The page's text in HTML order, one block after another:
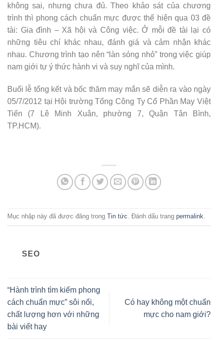
không sai, nhưng chưa đủ. Theo khảo sát của chương
trình thì phong cách chuẩn mực được thể hiện qua 03 đề
tài: Gia đình – Xã hội và Công việc. Ở mỗi đề tài lại có
những tiêu chí khác nhau, đánh giá và cảm nhận khác
nhau. Chương trình tạo nên “làn sóng nhỏ” trong việc giúp
nam giới tự ý thức hành vi và suy nghĩ của mình.
Buổi lễ tổng kết và bốc thăm may mắn sẽ diễn ra vào ngày
05/7/2012 tại Hội trường Tổng Công Ty Cổ Phần May Việt
Tiến (7 Lê Minh Xuân, phường 7, Quận Tân Bình,
TP.HCM).
Mục nhập này đã được đăng trong Tin tức. Đánh dấu trang permalink.
SEO
“Hành trình tìm kiếm phong
cách chuẩn mực” sôi nổi,
chất lượng hơn với những
bài viết hay
Có hay không một chuẩn
mực cho nam giới?